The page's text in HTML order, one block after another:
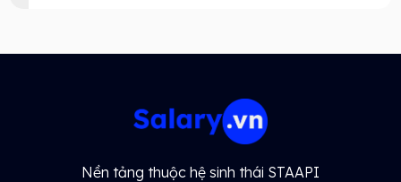
Nền tảng thuộc hệ sinh thái STAAPI